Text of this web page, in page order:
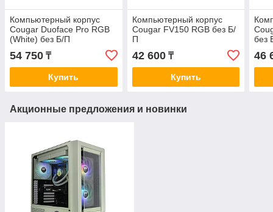
Компьютерный корпус
Cougar Duoface Pro RGB
(White) без Б/П
54 750 ₸
Купить
Компьютерный корпус
Cougar FV150 RGB без Б/
П
42 600₸
Купить
без
46
Акционные предложения и новинки